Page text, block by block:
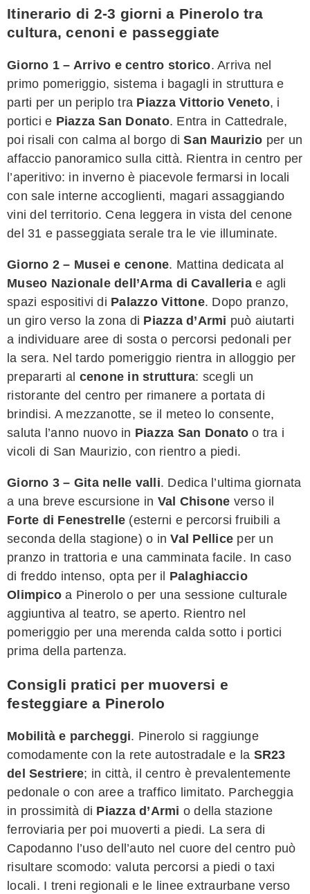
Itinerario di 2-3 giorni a Pinerolo tra
cultura, cenoni e passeggiate
Giorno 1 – Arrivo e centro storico. Arriva nel
primo pomeriggio, sistema i bagagli in struttura e
parti per un periplo tra Piazza Vittorio Veneto, i
portici e Piazza San Donato. Entra in Cattedrale,
poi risali con calma al borgo diSan Maurizio per un
affaccio panoramico sulla città. Rientra in centro per
l’aperitivo: in inverno è piacevole fermarsi in locali
con sale interne accoglienti, magari assaggiando
vini del territorio. Cena leggera in vista del cenone
del 31 e passeggiata serale tra le vie illuminate.
Giorno 2 – Musei e cenone. Mattina dedicata al
Museo Nazionale dell’Arma di Cavalleriae agli
spazi espositivi di Palazzo Vittone. Dopo pranzo,
un giro verso la zona di Piazza d’Armi può aiutarti
a individuare aree di sosta o percorsi pedonali per
la sera. Nel tardo pomeriggio rientra in alloggio per
prepararti al cenone in struttura: scegli un
ristorante del centro per rimanere a portata di
brindisi. A mezzanotte, se il meteo lo consente,
saluta l’anno nuovo in Piazza San Donato o tra i
vicoli di San Maurizio, con rientro a piedi.
Giorno 3 – Gita nelle valli. Dedica l’ultima giornata
a una breve escursione in Val Chisone verso il
Forte di Fenestrelle (esterni e percorsi fruibili a
seconda della stagione) o inVal Pellice per un
pranzo in trattoria e una camminata facile. In caso
di freddo intenso, opta per il Palaghiaccio
Olimpico a Pinerolo o per una sessione culturale
aggiuntiva al teatro, se aperto. Rientro nel
pomeriggio per una merenda calda sotto i portici
prima della partenza.
Consigli pratici per muoversi e
festeggiare a Pinerolo
Mobilità e parcheggi. Pinerolo si raggiunge
comodamente con la rete autostradale e la SR23
del Sestriere; in città, il centro è prevalentemente
pedonale o con aree a traffico limitato. Parcheggia
in prossimità di Piazza d’Armi o della stazione
ferroviaria per poi muoverti a piedi. La sera di
Capodanno l’uso dell’auto nel cuore del centro può
risultare scomodo: valuta percorsi a piedi o taxi
locali. I treni regionali e le linee extraurbane verso